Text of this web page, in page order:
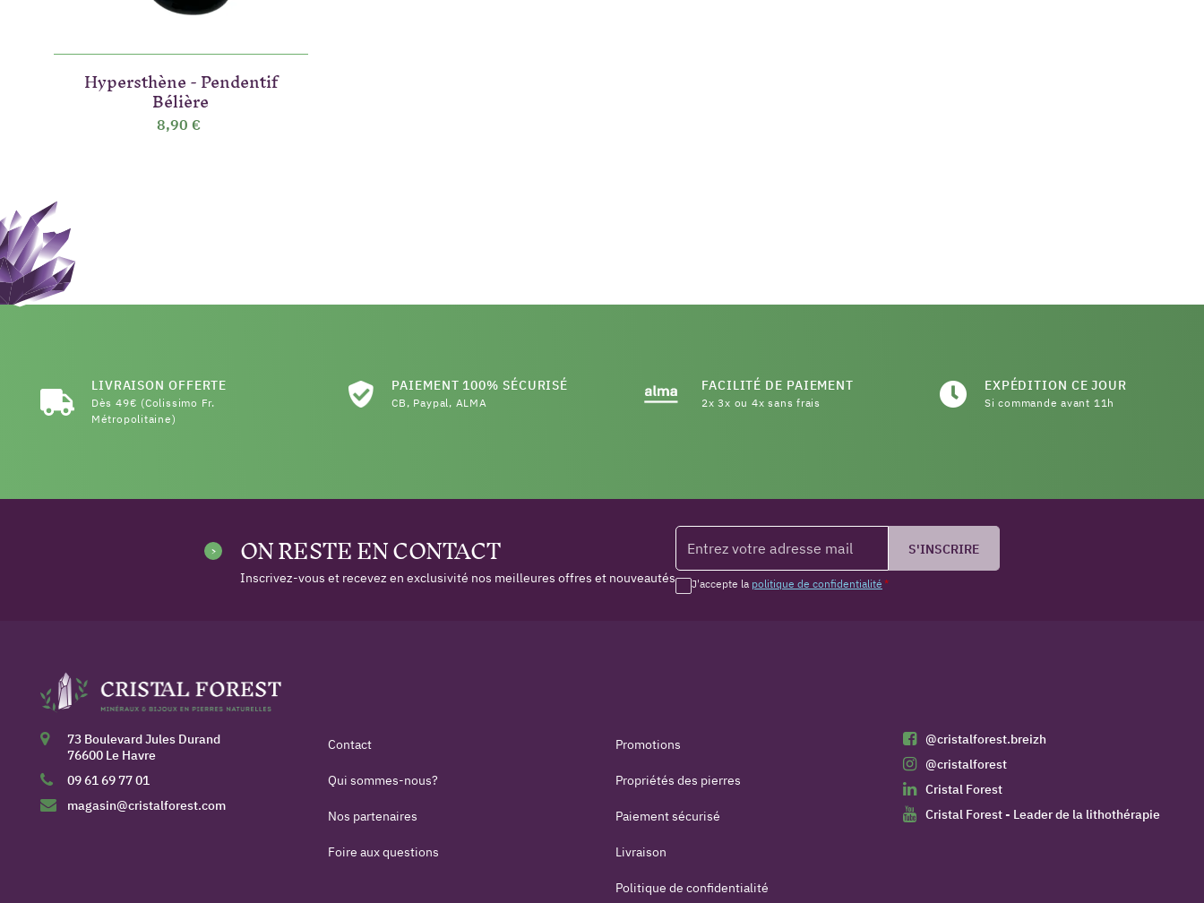
Hypersthène - Pendentif
Bélière
8,90 €
LIVRAISON OFFERTE
Dès 49€ (Colissimo Fr.
Métropolitaine)
PAIEMENT 100% SÉCURISÉ
CB, Paypal, ALMA
FACILITÉ DE PAIEMENT
2x 3x ou 4x sans frais
EXPÉDITION CE JOUR
Si commande avant 11h
ON RESTE EN CONTACT
Inscrivez-vous et recevez en exclusivité nos meilleures offres et nouveautés J'accepte la politique de confidentialité *
S'INSCRIRE
73 Boulevard Jules Durand
76600 Le Havre
09 61 69 77 01
magasin@cristalforest.com
Contact
Qui sommes-nous?
Nos partenaires
Foire aux questions
Promotions
Propriétés des pierres
Paiement sécurisé
Livraison
Politique de confidentialité
@cristalforest.breizh
@cristalforest
Cristal Forest
Cristal Forest - Leader de la lithothérapie